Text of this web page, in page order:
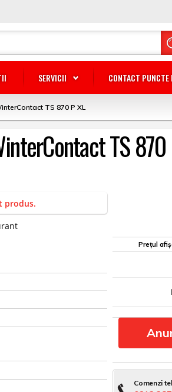
SERVICII CONTACT PUNCTE
TS 870 P XL
TS 870
produs.
Prețul
Comenzi